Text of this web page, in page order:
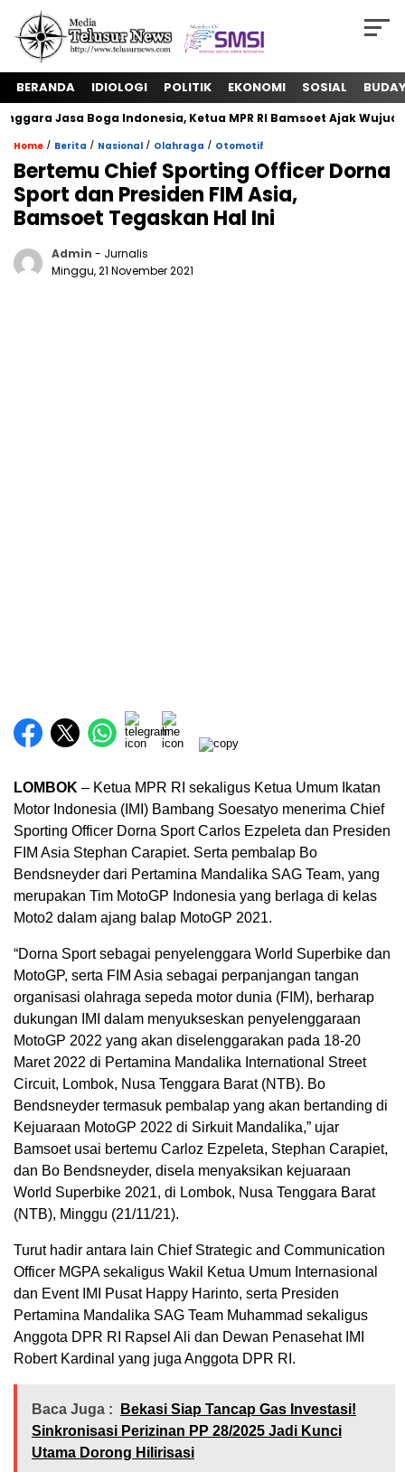
BERANDA IDIOLOGI POLITIK EKONOMI SOSIAL
Jasa Boga Indonesia, Ketua MPR RI Bamsoet Ajak
Home / Berita / Nasional / Olahraga / Otomotif
Bertemu Chief Sporting Officer Dorna
Sport dan Presiden FIM Asia,
Bamsoet Tegaskan Hal Ini
Admin - Jurnalis
Minggu, 21 November 2021
LOMBOK – Ketua MPR RI sekaligus Ketua Umum Ikatan
Motor Indonesia (IMI) Bambang Soesatyo menerima Chief
Sporting Officer Dorna Sport Carlos Ezpeleta dan Presiden
FIM Asia Stephan Carapiet. Serta pembalap Bo
Bendsneyder dari Pertamina Mandalika SAG Team, yang
merupakan Tim MotoGP Indonesia yang berlaga di kelas
Moto2 dalam ajang balap MotoGP 2021.
“Dorna Sport sebagai penyelenggara World Superbike dan
MotoGP, serta FIM Asia sebagai perpanjangan tangan
organisasi olahraga sepeda motor dunia (FIM), berharap
dukungan IMI dalam menyukseskan penyelenggaraan
MotoGP 2022 yang akan diselenggarakan pada 18-20
Maret 2022 di Pertamina Mandalika International Street
Circuit, Lombok, Nusa Tenggara Barat (NTB). Bo
Bendsneyder termasuk pembalap yang akan bertanding di
Kejuaraan MotoGP 2022 di Sirkuit Mandalika,” ujar
Bamsoet usai bertemu Carloz Ezpeleta, Stephan Carapiet,
dan Bo Bendsneyder, disela menyaksikan kejuaraan
World Superbike 2021, di Lombok, Nusa Tenggara Barat
(NTB), Minggu (21/11/21).
Turut hadir antara lain Chief Strategic and Communication
Officer MGPA sekaligus Wakil Ketua Umum Internasional
dan Event IMI Pusat Happy Harinto, serta Presiden
Pertamina Mandalika SAG Team Muhammad sekaligus
Anggota DPR RI Rapsel Ali dan Dewan Penasehat IMI
Robert Kardinal yang juga Anggota DPR RI.
Baca Juga :
Bekasi Siap Tancap Gas Investasi!
Sinkronisasi Perizinan PP 28/2025 Jadi Kunci
Utama Dorong Hilirisasi